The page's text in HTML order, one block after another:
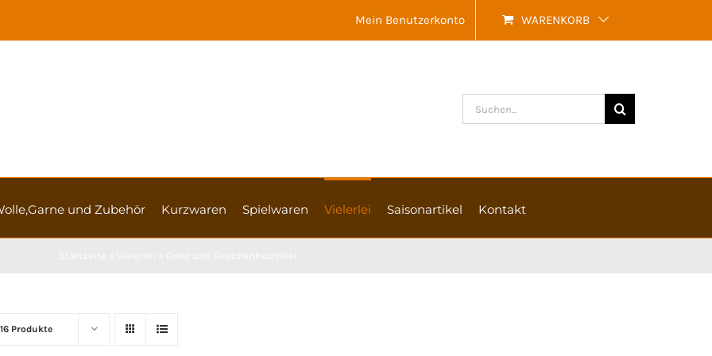
Mein Benutzerkonto WARENKORB
Suche
nach:
und Zubehör Kurzwaren Spielwaren Vielerlei Saisonartikel Kontakt
16 Produkte